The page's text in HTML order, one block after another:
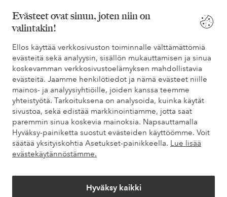
Evästeet ovat sinun, joten niin on
valintakin!
Ellos käyttää verkkosivuston toiminnalle välttämättömiä
evästeitä sekä analyysin, sisällön mukauttamisen ja sinua
koskevamman verkkosivustoelämyksen mahdollistavia
evästeitä. Jaamme henkilötiedot ja nämä evästeet niille
mainos- ja analyysiyhtiöille, joiden kanssa teemme
yhteistyötä. Tarkoituksena on analysoida, kuinka käytät
sivustoa, sekä edistää markkinointiamme, jotta saat
paremmin sinua koskevia mainoksia. Napsauttamalla
Hyväksy-painiketta suostut evästeiden käyttöömme. Voit
säätää yksityiskohtia Asetukset-painikkeella. Lue lisää
evästekäytännöstämme.
Hyväksy kaikki
Tarvitsetko apua?
Löydät vastaukset useimmin kysyttyihin kysymyksiin usein
kysytyistä kysymyksistä. Löydät myös tietoa siitä, miten voit ottaa
meihin yhteyttä.
Asiakaspalvelu Tilaukset Maksutavat
Omat sivut